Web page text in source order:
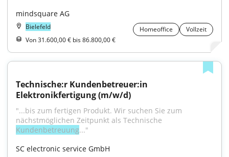
mindsquare AG
Bielefeld Homeoffice
Vollzeit
Von 31.600,00 € bis 86.800,00 €
Technische:r Kundenbetreuer:in
Elektronikfertigung (m/w/d)
"...bis zum fertigen Produkt. Wir suchen Sie zum
Kundenbetreuung..."
SC electronic service GmbH